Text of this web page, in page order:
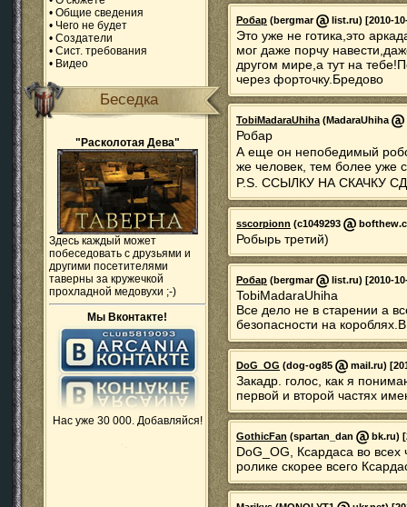
• Общие сведения
• Чего не будет
• Создатели
• Сист. требования
• Видео
Беседка
"Расколотая Дева"
Здесь каждый может
побеседовать с друзьями и
другими посетителями
таверны за кружечкой
прохладной медовухи ;-)
Мы Вконтакте!
Нас уже 30 000. Добавляйся!
Робар (bergmar list.ru) [2010-
Это уже не готика,это
мог даже порчу
другом мире,а тут на
через форточку.Бредово
TobiMadaraUhiha(MadaraUhiha
Робар
А еще он непобедимый
же человек, тем более уже
P.S. ССЫЛКУ НА СКАЧКУ
sscorpionn (c1049293
Робырь третий)
Робар (bergmar list.ru) [2010-
TobiMadaraUhiha
Все дело не в старении а
безопасности на
DoG_OG (dog-og85 mail.ru)
Закадр. голос, как я
первой и второй частях
GothicFan (spartan_dan bk.ru)
DoG_OG, Ксардаса во
ролике скорее всего